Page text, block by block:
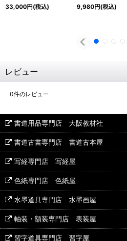
33,000円(税込)
9,980円(税込)
レビュー
0件のレビュー
書道用品専門店 大阪教材社
書道古書専門店 書道古本屋
写経専門店 写経屋
色紙専門店 色紙屋
水墨道具専門店 水墨画屋
軸装・額装専門店 表装屋
習字道具専門店 習字屋